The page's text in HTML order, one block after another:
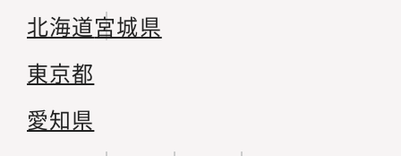
北海道宮城県
東京都
愛知県